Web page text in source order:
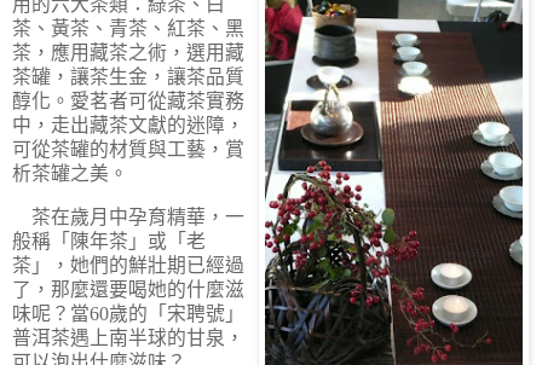
茶、黃茶、青茶、紅茶、黑
茶，應用藏茶之術，選用藏
茶罐，讓茶生金，讓茶品質
醇化。愛茗者可從藏茶實務
中，走出藏茶文獻的迷障，
可從茶罐的材質與工藝，賞
析茶罐之美。
茶在歲月中孕育精華，一
般稱「陳年茶」或「老
茶」，她們的鮮壯期已經過
了，那麼還要喝她的什麼滋
味呢？當60歲的「宋聘號」
普洱茶遇上南半球的甘泉，